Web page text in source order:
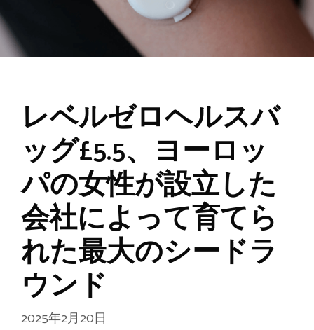
レベルゼロヘルスバ
ッグ£5.5、ヨーロッ
パの女性が設立した
会社によって育てら
れた最大のシードラ
ウンド
2025年2月20日